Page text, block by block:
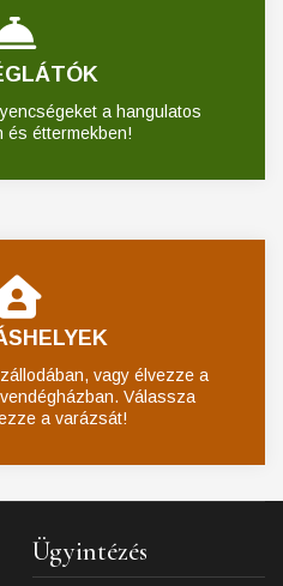
a hangulatos
és éttermekben!
vagy élvezze a
Válassza
a varázsát!
Ügyintézés